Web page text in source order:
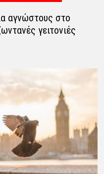
αγνώστους στο
γειτονιές